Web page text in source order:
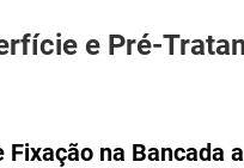
e Pré-
na Bancada